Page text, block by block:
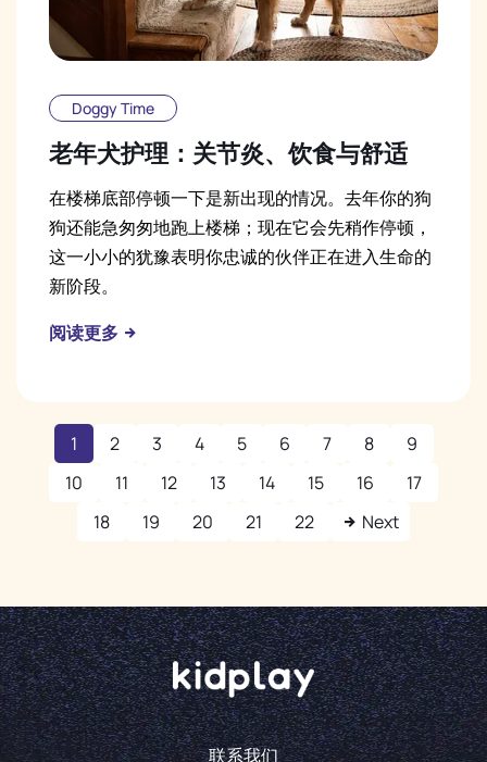
Doggy Time
老年犬护理：关节炎、饮食与舒适
在楼梯底部停顿一下是新出现的情况。去年你的狗
狗还能急匆匆地跑上楼梯；现在它会先稍作停顿，
这一小小的犹豫表明你忠诚的伙伴正在进入生命的
新阶段。
阅读更多
1 2 3 4 5 6 7 8
9
10
11 12 13 14 15 16
17
18
19 20 21 22 Next
联系我们